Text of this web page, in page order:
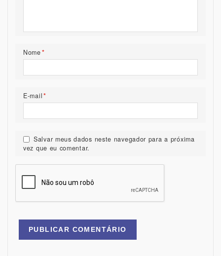
Nome*
E-mail*
Salvar meus dados neste navegador para a próxima
vez que eu comentar.